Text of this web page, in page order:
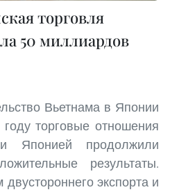
торговля
50 миллиардов
Вьетнама в Японии
торговые отношения
Японией продолжили
результаты.
экспорта и